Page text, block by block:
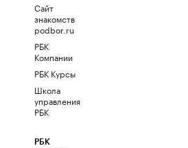
Сайт
знакомств
podbor.ru
РБК
Компании
РБК Курсы
Школа
управления
РБК
РБК